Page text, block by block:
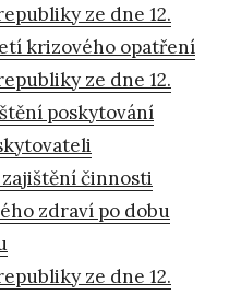
ze dne 12.
krizového opatření
ze dne 12.
poskytování
činnosti
zdraví po dobu
ze dne 12.